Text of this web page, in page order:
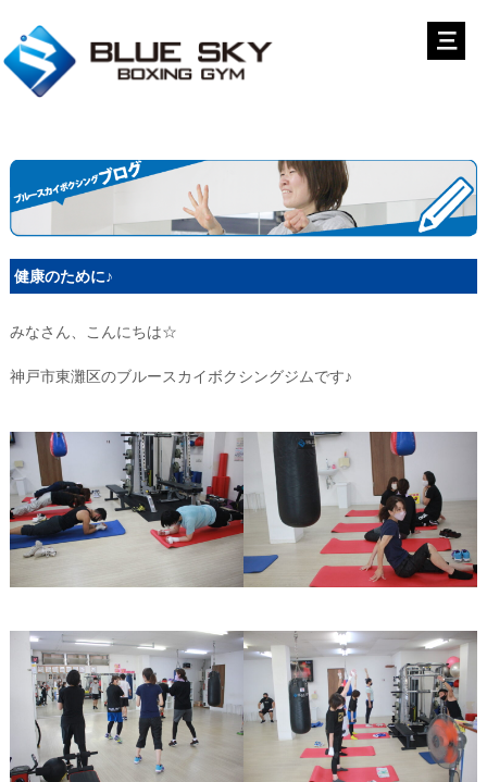
健康のために♪
みなさん、こんにちは☆
神戸市東灘区のブルースカイボクシングジムです♪